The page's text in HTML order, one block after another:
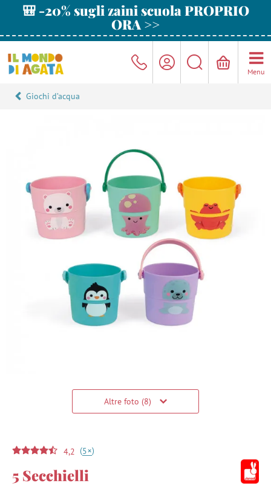
🎒 -20% sugli zaini scuola PROPRIO
ORA >>
Menu
Giochi d’acqua
Altre foto (8)
4,2 (5+)
5 Secchielli